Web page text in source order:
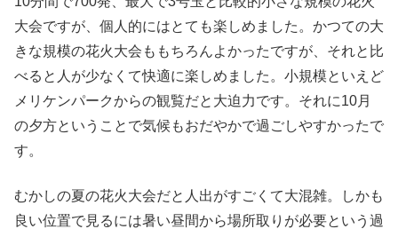
大会ですが、個人的にはとても楽しめました。かつての大
きな規模の花火大会ももちろんよかったですが、それと比
べると人が少なくて快適に楽しめました。小規模といえど
メリケンパークからの観覧だと大迫力です。それに10月
の夕方ということで気候もおだやかで過ごしやすかったで
す。
むかしの夏の花火大会だと人出がすごくて大混雑。しかも
良い位置で見るには暑い昼間から場所取りが必要という過